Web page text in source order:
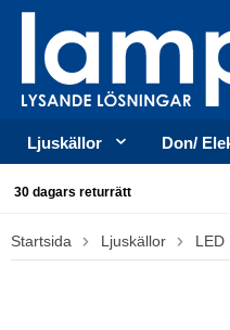
Ljuskällor Don/
30 dagars returrätt
Startsida Ljuskällor LED